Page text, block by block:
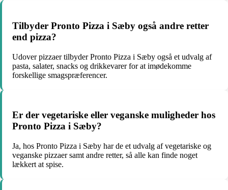
Tilbyder Pronto Pizza i Sæby også andre retter
end pizza?
Udover pizzaer tilbyder Pronto Pizza i Sæby også et udvalg af
pasta, salater, snacks og drikkevarer for at imødekomme
forskellige smagspræferencer.
Er der vegetariske eller veganske muligheder hos
Pronto Pizza i Sæby?
Ja, hos Pronto Pizza i Sæby har de et udvalg af vegetariske og
veganske pizzaer samt andre retter, så alle kan finde noget
lækkert at spise.